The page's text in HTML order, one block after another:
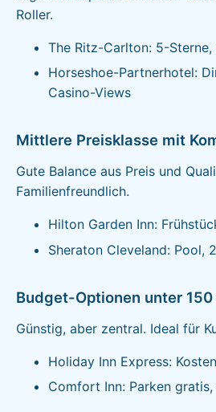
Roller.
The Ritz-Carlton: 5-
Horseshoe-Partnerhotel:
Casino-Views
Mittlere Preisklasse mit
Gute Balance aus Preis und
Familienfreundlich.
Hilton Garden Inn:
Sheraton Cleveland: Pool,
Budget-Optionen unter 150
Günstig, aber zentral. Ideal für
Holiday Inn Express:
Comfort Inn: Parken gratis,